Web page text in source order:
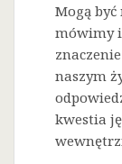
Mogą
mówimy
naszym
kwestia